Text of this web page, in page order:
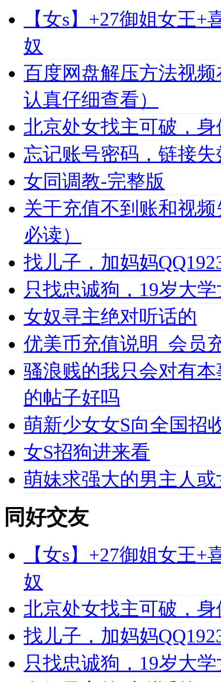
【女s】+27御姐女王
奴
百度网盘解压方法视
认真仔细查看）
北京处女找主可破，
忘记账号密码，链接
女同调教-完整版
关于充值不到账和视
必读）
找儿子，加妈妈
只找忠诚狗，19岁大
女奴寻主绝对听话的
优美币充值说明_会员
骚浪贱的我只会对有
的帖子好吗
萌新少女女S向全国招
女S招狗进来看
萌妹求强大的男主人
同好交友
【女s】+27御姐女王
奴
北京处女找主可破，
找儿子，加妈妈
只找忠诚狗，19岁大